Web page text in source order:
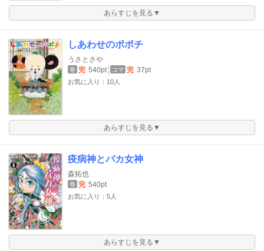
あらすじを見る▼
しあわせのポポチ
うさとさや
巻 完 540pt コマ 完 37pt
お気に入り：10人
あらすじを見る▼
疫病神とバカ女神
森拓也
巻 完 540pt
お気に入り：5人
あらすじを見る▼